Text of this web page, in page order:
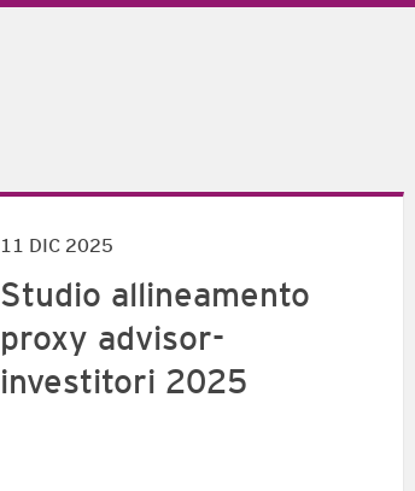
11 DIC 2025
Studio allineamento
proxy advisor-
investitori 2025